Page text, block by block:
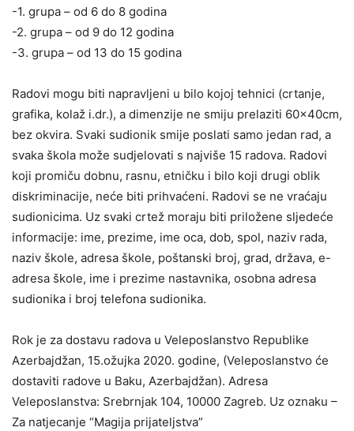
-1. grupa – od 6 do 8 godina
-2. grupa – od 9 do 12 godina
-3. grupa – od 13 do 15 godina
Radovi mogu biti napravljeni u bilo kojoj tehnici (crtanje,
grafika, kolaž i.dr.), a dimenzije ne smiju prelaziti 60x40cm,
bez okvira. Svaki sudionik smije poslati samo jedan rad, a
svaka škola može sudjelovati s najviše 15 radova. Radovi
koji promiču dobnu, rasnu, etničku i bilo koji drugi oblik
diskriminacije, neće biti prihvaćeni. Radovi se ne vraćaju
sudionicima. Uz svaki crtež moraju biti priložene sljedeće
informacije: ime, prezime, ime oca, dob, spol, naziv rada,
naziv škole, adresa škole, poštanski broj, grad, država, e-
adresa škole, ime i prezime nastavnika, osobna adresa
sudionika i broj telefona sudionika.
Rok je za dostavu radova u Veleposlanstvo Republike
Azerbajdžan, 15.ožujka 2020. godine, (Veleposlanstvo će
dostaviti radove u Baku, Azerbajdžan). Adresa
Veleposlanstva: Srebrnjak 104, 10000 Zagreb. Uz oznaku –
Za natjecanje “Magija prijateljstva”